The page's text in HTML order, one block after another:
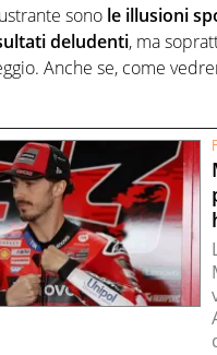
sono le illusioni
deludenti, ma
Anche se, come